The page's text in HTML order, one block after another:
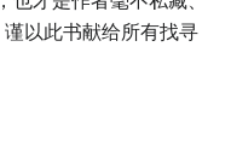
以此书献给所有找寻